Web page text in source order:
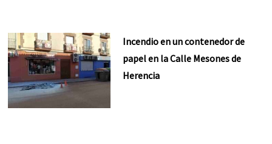
Incendio en un contenedor de
papel en la Calle Mesones de
Herencia